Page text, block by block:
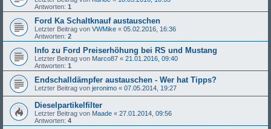
Antworten: 1
Ford Ka Schaltknauf austauschen
Letzter Beitrag von VWMike « 05.02.2016, 16:36
Antworten: 2
Info zu Ford Preiserhöhung bei RS und Mustang
Letzter Beitrag von Marco87 « 21.01.2016, 09:40
Antworten: 1
Endschalldämpfer austauschen - Wer hat Tipps?
Letzter Beitrag von jeronimo « 07.05.2014, 19:27
Dieselpartikelfilter
Letzter Beitrag von Maade « 27.01.2014, 09:56
Antworten: 4